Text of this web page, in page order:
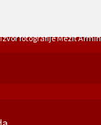
Izvor fotografije Mezit Armin